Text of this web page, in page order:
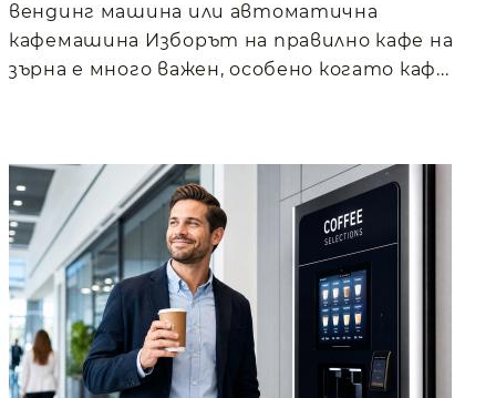
вендинг машина или автоматична
кафемашина Изборът на правилно кафе на
зърна е много важен, особено когато каф...